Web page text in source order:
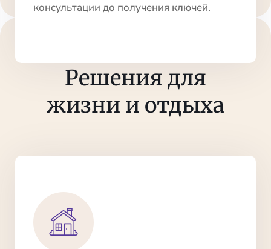
консультации до получения ключей.
Решения для
жизни и отдыха